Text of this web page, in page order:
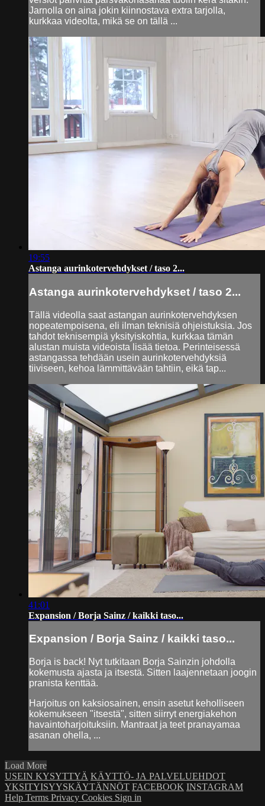
Jarnolla on aina jokin kiinnostava extra tarjolla,
kurkkaa videolta, mikä se on tällä ...
19:55
Astanga aurinkotervehdykset / taso 2...
Astanga aurinkotervehdykset / taso 2...
Tällä videolla saat astangan aurinkotervehdyksen
nopeatempoisena, eli ilman teknisiä ohjeistuksia. Jos
tahdot teknisempiä yksityiskohtia, kurkkaa tämän
alustan muista videoista lisää tietoa. Perinteisessä
astangassa tehdään usein aurinkotervehdyksiä
tiiviseen, kehoa lämmittävään tahtiin, eikä tap...
41:01
Expansion / Borja Sainz / kaikki taso...
Expansion / Borja Sainz / kaikki taso...
Borja is back! Nyt tutkitaan Borja Sainzin johdolla
kokemusta ajasta ja itsestä. Sitten laajennetaan joogin
pranista kenttää.
Harjoitus on kaksiosainen, ensin asetut keholliseen
kokemukseen "itsestä", sitten siirryt energiakehon
havaintoharjoituksiin. Mantraat ja teet pranayamaa
asanan ohella, ...
Load More
USEIN KYSYTTYÄ KÄYTTÖ- JA PALVELUEHDOT
YKSITYISYYSKÄYTÄNNÖT FACEBOOK INSTAGRAM
Help Terms Privacy Cookies Sign in